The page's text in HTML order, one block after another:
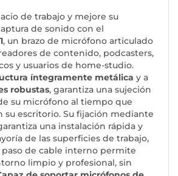
de trabajo y mejore su
de sonido con el
, un brazo de micrófono articulado
de contenido, podcasters,
y usuarios de home-studio.
íntegramente metálica y a
robustas, garantiza una sujeción
su micrófono al tiempo que
su escritorio. Su fijación mediante
una instalación rápida y
de las superficies de trabajo,
paso de cable interno permite
limpio y profesional, sin